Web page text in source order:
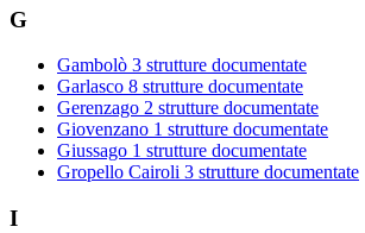
G
Gambolò 3 strutture documentate
Garlasco 8 strutture documentate
Gerenzago 2 strutture documentate
Giovenzano 1 strutture documentate
Giussago 1 strutture documentate
Gropello Cairoli 3 strutture documentate
I